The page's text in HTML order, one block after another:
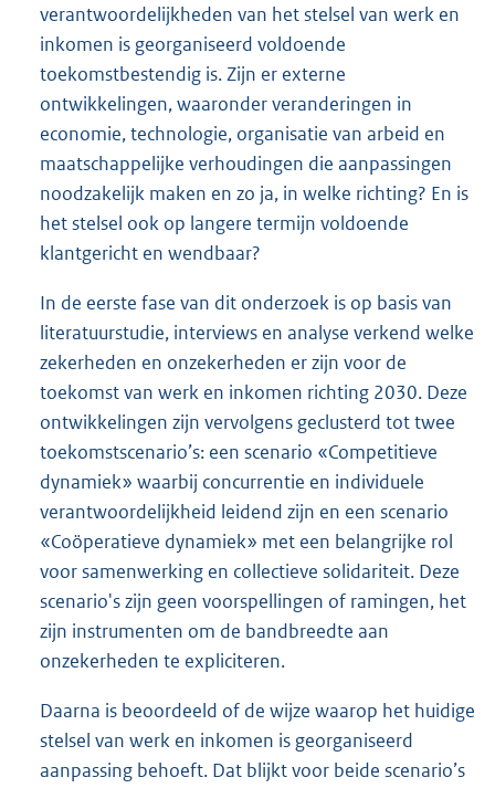
verantwoordelijkheden van het stelsel van werk en
inkomen is georganiseerd voldoende
toekomstbestendig is. Zijn er externe
ontwikkelingen, waaronder veranderingen in
economie, technologie, organisatie van arbeid en
maatschappelijke verhoudingen die aanpassingen
noodzakelijk maken en zo ja, in welke richting? En is
het stelsel ook op langere termijn voldoende
klantgericht en wendbaar?
In de eerste fase van dit onderzoek is op basis van
literatuurstudie, interviews en analyse verkend welke
zekerheden en onzekerheden er zijn voor de
toekomst van werk en inkomen richting 2030. Deze
ontwikkelingen zijn vervolgens geclusterd tot twee
toekomstscenario’s: een scenario «Competitieve
dynamiek» waarbij concurrentie en individuele
verantwoordelijkheid leidend zijn en een scenario
«Coöperatieve dynamiek» met een belangrijke rol
voor samenwerking en collectieve solidariteit. Deze
scenario's zijn geen voorspellingen of ramingen, het
zijn instrumenten om de bandbreedte aan
onzekerheden te expliciteren.
Daarna is beoordeeld of de wijze waarop het huidige
stelsel van werk en inkomen is georganiseerd
aanpassing behoeft. Dat blijkt voor beide scenario’s